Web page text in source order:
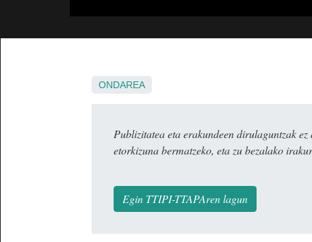
ONDAREA
Publizitatea eta erakundeen dirulaguntzak
etorkizuna bermatzeko, eta zu bezalako
Egin TTIPI-TTAPAren lagun